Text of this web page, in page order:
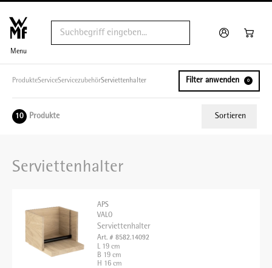
Menu
ProdukteServiceServicezubehörServiettenhalter Filter anwenden 0
10 Produkte Sortieren
Serviettenhalter
APS
VALO
Serviettenhalter
Art. # 8582.14092
L 19 cm
B 19 cm
H 16 cm